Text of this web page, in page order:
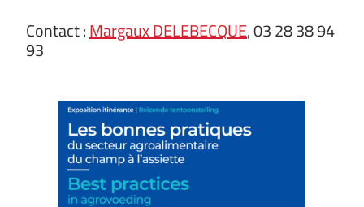
Contact :Margaux DELEBECQUE, 03 28 38 94
93